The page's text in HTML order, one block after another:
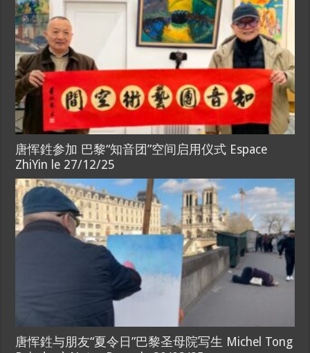
唐恽鉎参加 巴黎“知音团”空间启用仪式 Espace
ZhiYin le 27/12/25
唐恽鉎与朋友“夏令日”巴黎圣母院写生 Michel Tong